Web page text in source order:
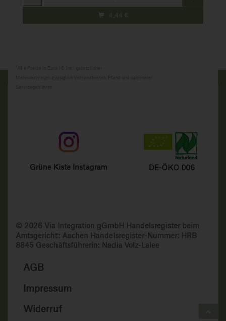
4,44 €
Grüne Kiste Instagram DE-ÖKO 006
© 2026 Via Integration gGmbH Handelsregister beim
Amtsgericht: Aachen Handelsregister-Nummer: HRB
8845 Geschäftsführerin: Nadia Volz-Lalee
AGB
Impressum
Widerruf